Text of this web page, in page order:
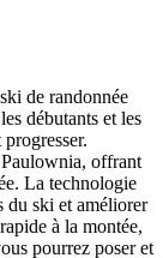
de randonnée
débutants et les
offrant
La technologie
du ski et améliorer
à la montée,
pourrez poser et